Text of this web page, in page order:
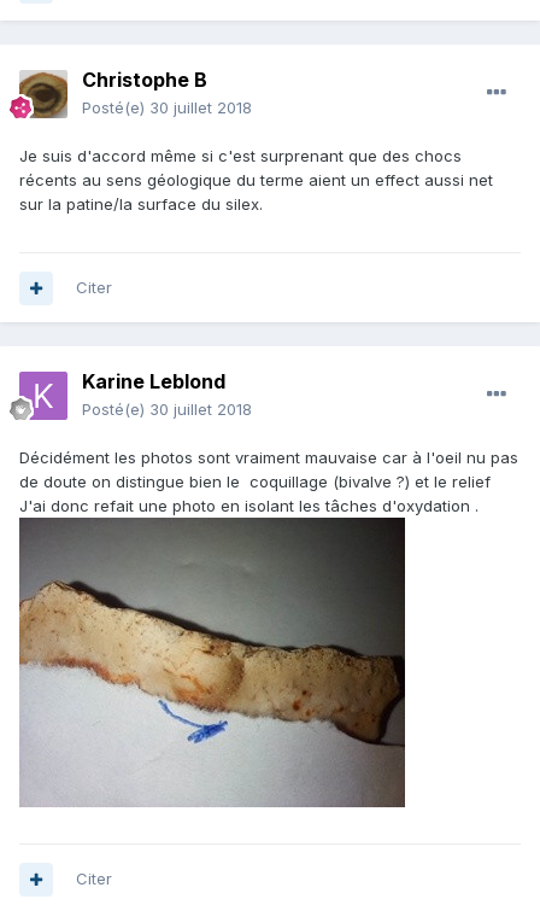
Christophe B
Posté(e) 30 juillet 2018
Je suis d'accord même si c'est surprenant que des chocs
récents au sens géologique du terme aient un effect aussi net
sur la patine/la surface du silex.
Citer
Karine Leblond
Posté(e) 30 juillet 2018
Décidément les photos sont vraiment mauvaise car à l'oeil nu pas
de doute on distingue bien le coquillage (bivalve ?) et le relief
J'ai donc refait une photo en isolant les tâches d'oxydation .
Citer